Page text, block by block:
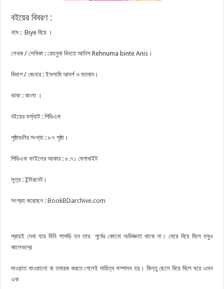
বইয়ের বিবরণ :
নাম : Biye বিয়ে ।
লেখক / লেখিকা : রেহনুমা বিনতে আনিস Rehnuma binte Anis।
বিভাগ / জেনার : ইসলামি আদর্শ ও মতবাদ।
ভাষা : বাংলা ।
বইয়ের ফর্ম্যাট : পিডিএফ
পৃষ্ঠাগুলির সংখ্যা : ৮৭ পৃষ্ঠা।
পিডিএফ ফাইলের আকার : ৮.৭১ মেগাবাইট
সূত্র : ইন্টারনেট।
সংগ্রহ করেছেন :BookBDarchive.com
প্রায়ই দেখা যায় যিনি শাশুড়ি হন তার পূর্বের কোনাে অভিজ্ঞতা থাকে না। মেয়ে বিয়ে দিলে তবুও
কালেভদ্রে
দাওয়াত খাওয়ানাে বা তদারক করতে গেলেই দায়িত্ব সম্পাদন হয়। কিন্তু ছেলে বিয়ে দিলে ঘরে এমন
এক